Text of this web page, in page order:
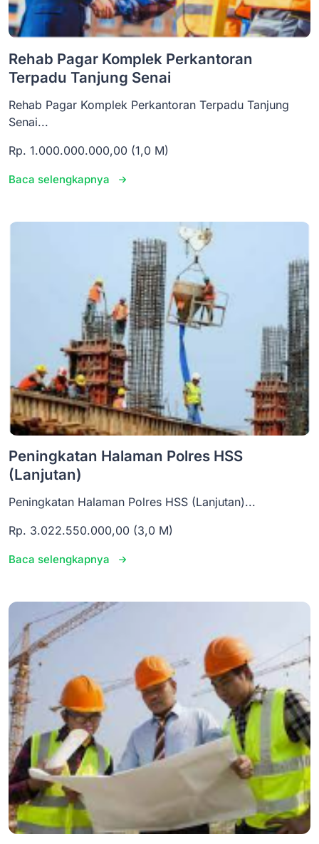
Rehab Pagar Komplek Perkantoran
Terpadu Tanjung Senai
Rehab Pagar Komplek Perkantoran Terpadu Tanjung
Senai...
Rp. 1.000.000.000,00 (1,0 M)
Baca selengkapnya
Peningkatan Halaman Polres HSS
(Lanjutan)
Peningkatan Halaman Polres HSS (Lanjutan)...
Rp. 3.022.550.000,00 (3,0 M)
Baca selengkapnya